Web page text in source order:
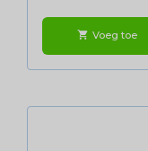
shopping_cart Voeg toe